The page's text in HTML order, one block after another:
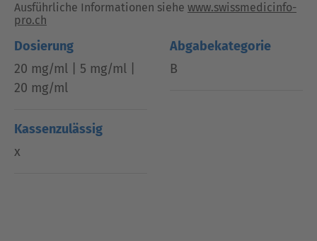
Ausführliche Informationen siehe www.swissmedicinfo-
pro.ch
Dosierung
20 mg/ml | 5 mg/ml |
20 mg/ml
Abgabekategorie
B
Kassenzulässig
x